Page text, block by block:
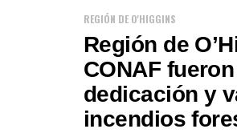
REGIÓN DE O'HIGGINS
Región de
CONAF
dedicación y
incendios